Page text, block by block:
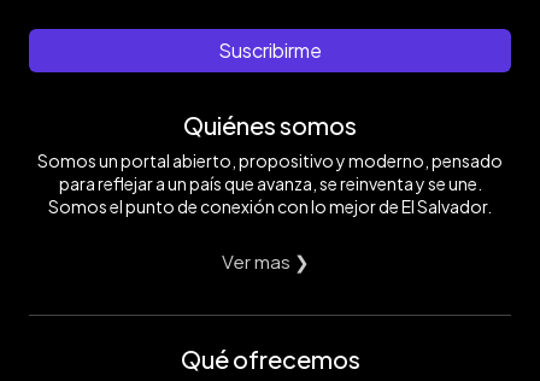
Suscribirme
Quiénes somos
Somos un portal abierto, propositivo y moderno, pensado
para reflejar a un país que avanza, se reinventa y se une.
Somos el punto de conexión con lo mejor de El Salvador.
Ver mas ❯
Qué ofrecemos